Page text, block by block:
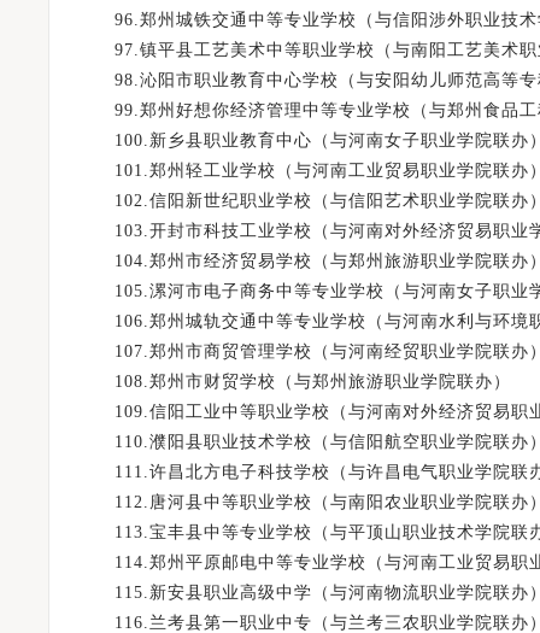
96.郑州城铁交通中等专业学校（与信阳涉外职业技术
97.镇平县工艺美术中等职业学校（与南阳工艺美术职
98.沁阳市职业教育中心学校（与安阳幼儿师范高等专
99.郑州好想你经济管理中等专业学校（与郑州食品工
100.新乡县职业教育中心（与河南女子职业学院联办
101.郑州轻工业学校（与河南工业贸易职业学院联办
102.信阳新世纪职业学校（与信阳艺术职业学院联办
103.开封市科技工业学校（与河南对外经济贸易职业
104.郑州市经济贸易学校（与郑州旅游职业学院联办
105.漯河市电子商务中等专业学校（与河南女子职业
106.郑州城轨交通中等专业学校（与河南水利与环境
107.郑州市商贸管理学校（与河南经贸职业学院联办
108.郑州市财贸学校（与郑州旅游职业学院联办）
109.信阳工业中等职业学校（与河南对外经济贸易职
110.濮阳县职业技术学校（与信阳航空职业学院联办
111.许昌北方电子科技学校（与许昌电气职业学院联
112.唐河县中等职业学校（与南阳农业职业学院联办
113.宝丰县中等专业学校（与平顶山职业技术学院联
114.郑州平原邮电中等专业学校（与河南工业贸易职
115.新安县职业高级中学（与河南物流职业学院联办
116.兰考县第一职业中专（与兰考三农职业学院联办